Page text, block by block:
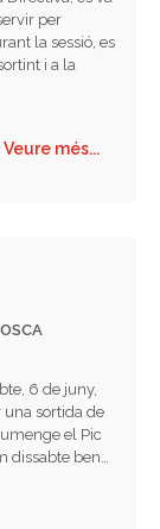
per
la sessió, es
i a la
Veure més...
6 de juny,
una sortida de
el Pic
ben…